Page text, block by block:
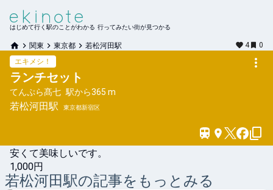
はじめて行く駅のことがわかる 行ってみたい街が見つかる
関東 東京都 若松河田駅 4
0
エキメシ！
ランチセット
てんぷら髙七 駅から365 m
若松河田駅 東京都新宿区
安くて美味しいです。
1,000円
若松河田駅の記事をもっとみる